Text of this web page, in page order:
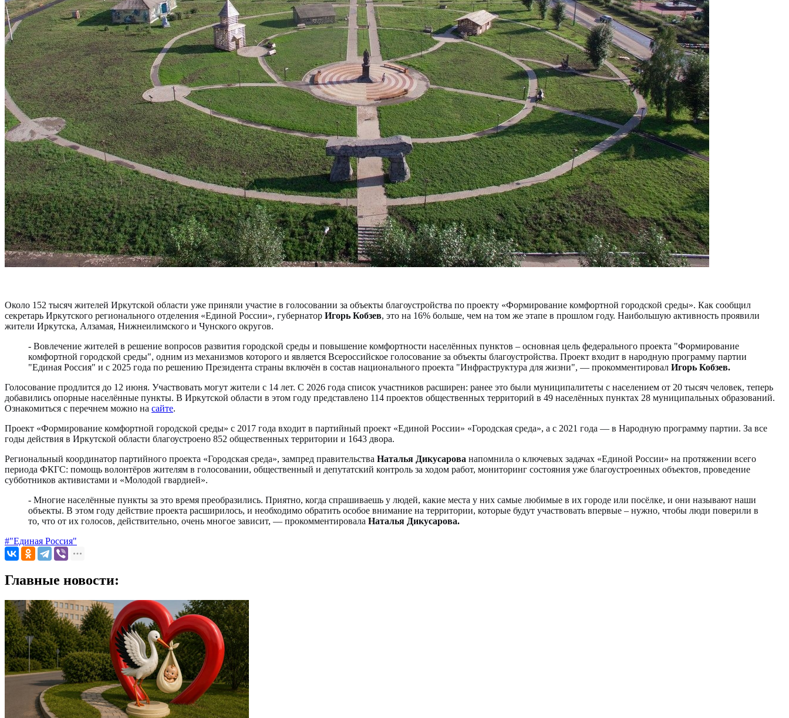
Около 152 тысяч жителей Иркутской области уже приняли участие в голосовании за объекты благоустройства по проекту «Формирование комфортной городской среды». Как сообщил
секретарь Иркутского регионального отделения «Единой России», губернатор Игорь Кобзев, это на 16% больше, чем на том же этапе в прошлом году. Наибольшую активность проявили
жители Иркутска, Алзамая, Нижнеилимского и Чунского округов.
- Вовлечение жителей в решение вопросов развития городской среды и повышение комфортности населённых пунктов – основная цель федерального проекта "Формирование
комфортной городской среды", одним из механизмов которого и является Всероссийское голосование за объекты благоустройства. Проект входит в народную программу партии
"Единая Россия" и с 2025 года по решению Президента страны включён в состав национального проекта "Инфраструктура для жизни", — прокомментировал Игорь Кобзев.
Голосование продлится до 12 июня. Участвовать могут жители с 14 лет. С 2026 года список участников расширен: ранее это были муниципалитеты с населением от 20 тысяч человек, теперь
добавились опорные населённые пункты. В Иркутской области в этом году представлено 114 проектов общественных территорий в 49 населённых пунктах 28 муниципальных образований.
Ознакомиться с перечнем можно на сайте.
Проект «Формирование комфортной городской среды» с 2017 года входит в партийный проект «Единой России» «Городская среда», а с 2021 года — в Народную программу партии. За все
годы действия в Иркутской области благоустроено 852 общественных территории и 1643 двора.
Региональный координатор партийного проекта «Городская среда», зампред правительства Наталья Дикусарова напомнила о ключевых задачах «Единой России» на протяжении всего
периода ФКГС: помощь волонтёров жителям в голосовании, общественный и депутатский контроль за ходом работ, мониторинг состояния уже благоустроенных объектов, проведение
субботников активистами и «Молодой гвардией».
- Многие населённые пункты за это время преобразились. Приятно, когда спрашиваешь у людей, какие места у них самые любимые в их городе или посёлке, и они называют наши
объекты. В этом году действие проекта расширилось, и необходимо обратить особое внимание на территории, которые будут участвовать впервые – нужно, чтобы люди поверили в
то, что от их голосов, действительно, очень многое зависит, — прокомментировала Наталья Дикусарова.
#"Единая Россия"
Главные новости: